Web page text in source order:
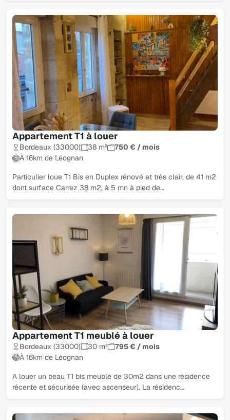
Appartement T1 à louer
Bordeaux (33000) 38 m²
750 € / mois
À 16km de Léognan
Particulier loue T1 Bis en Duplex rénové et très clair, de 41 m2
dont surface Carrez 38 m2, à 5 mn à pied de…
Appartement T1 meublé à louer
Bordeaux (33000) 30 m²
795 € / mois
À 16km de Léognan
A louer un beau T1 bis meublé de 30m2 dans une résidence
récente et sécurisée (avec ascenseur). La résidenc…